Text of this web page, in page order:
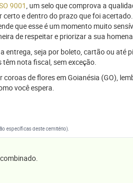
9001, um selo que comprova a
e dentro do prazo que foi
que esse é um momento muito
de respeitar e priorizar a sua
entrega, seja por boleto, cartão ou até
nota fiscal, sem exceção.
de flores em Goianésia (GO),
você espera.
específicas deste cemitério).